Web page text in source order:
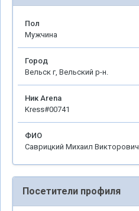
Пол
Мужчина
Город
Вельск г, Вельский р-н.
Ник Arena
Kress#00741
ФИО
Саврицкий Михаил Викторович
Посетители профиля